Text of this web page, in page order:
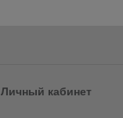
Личный кабинет